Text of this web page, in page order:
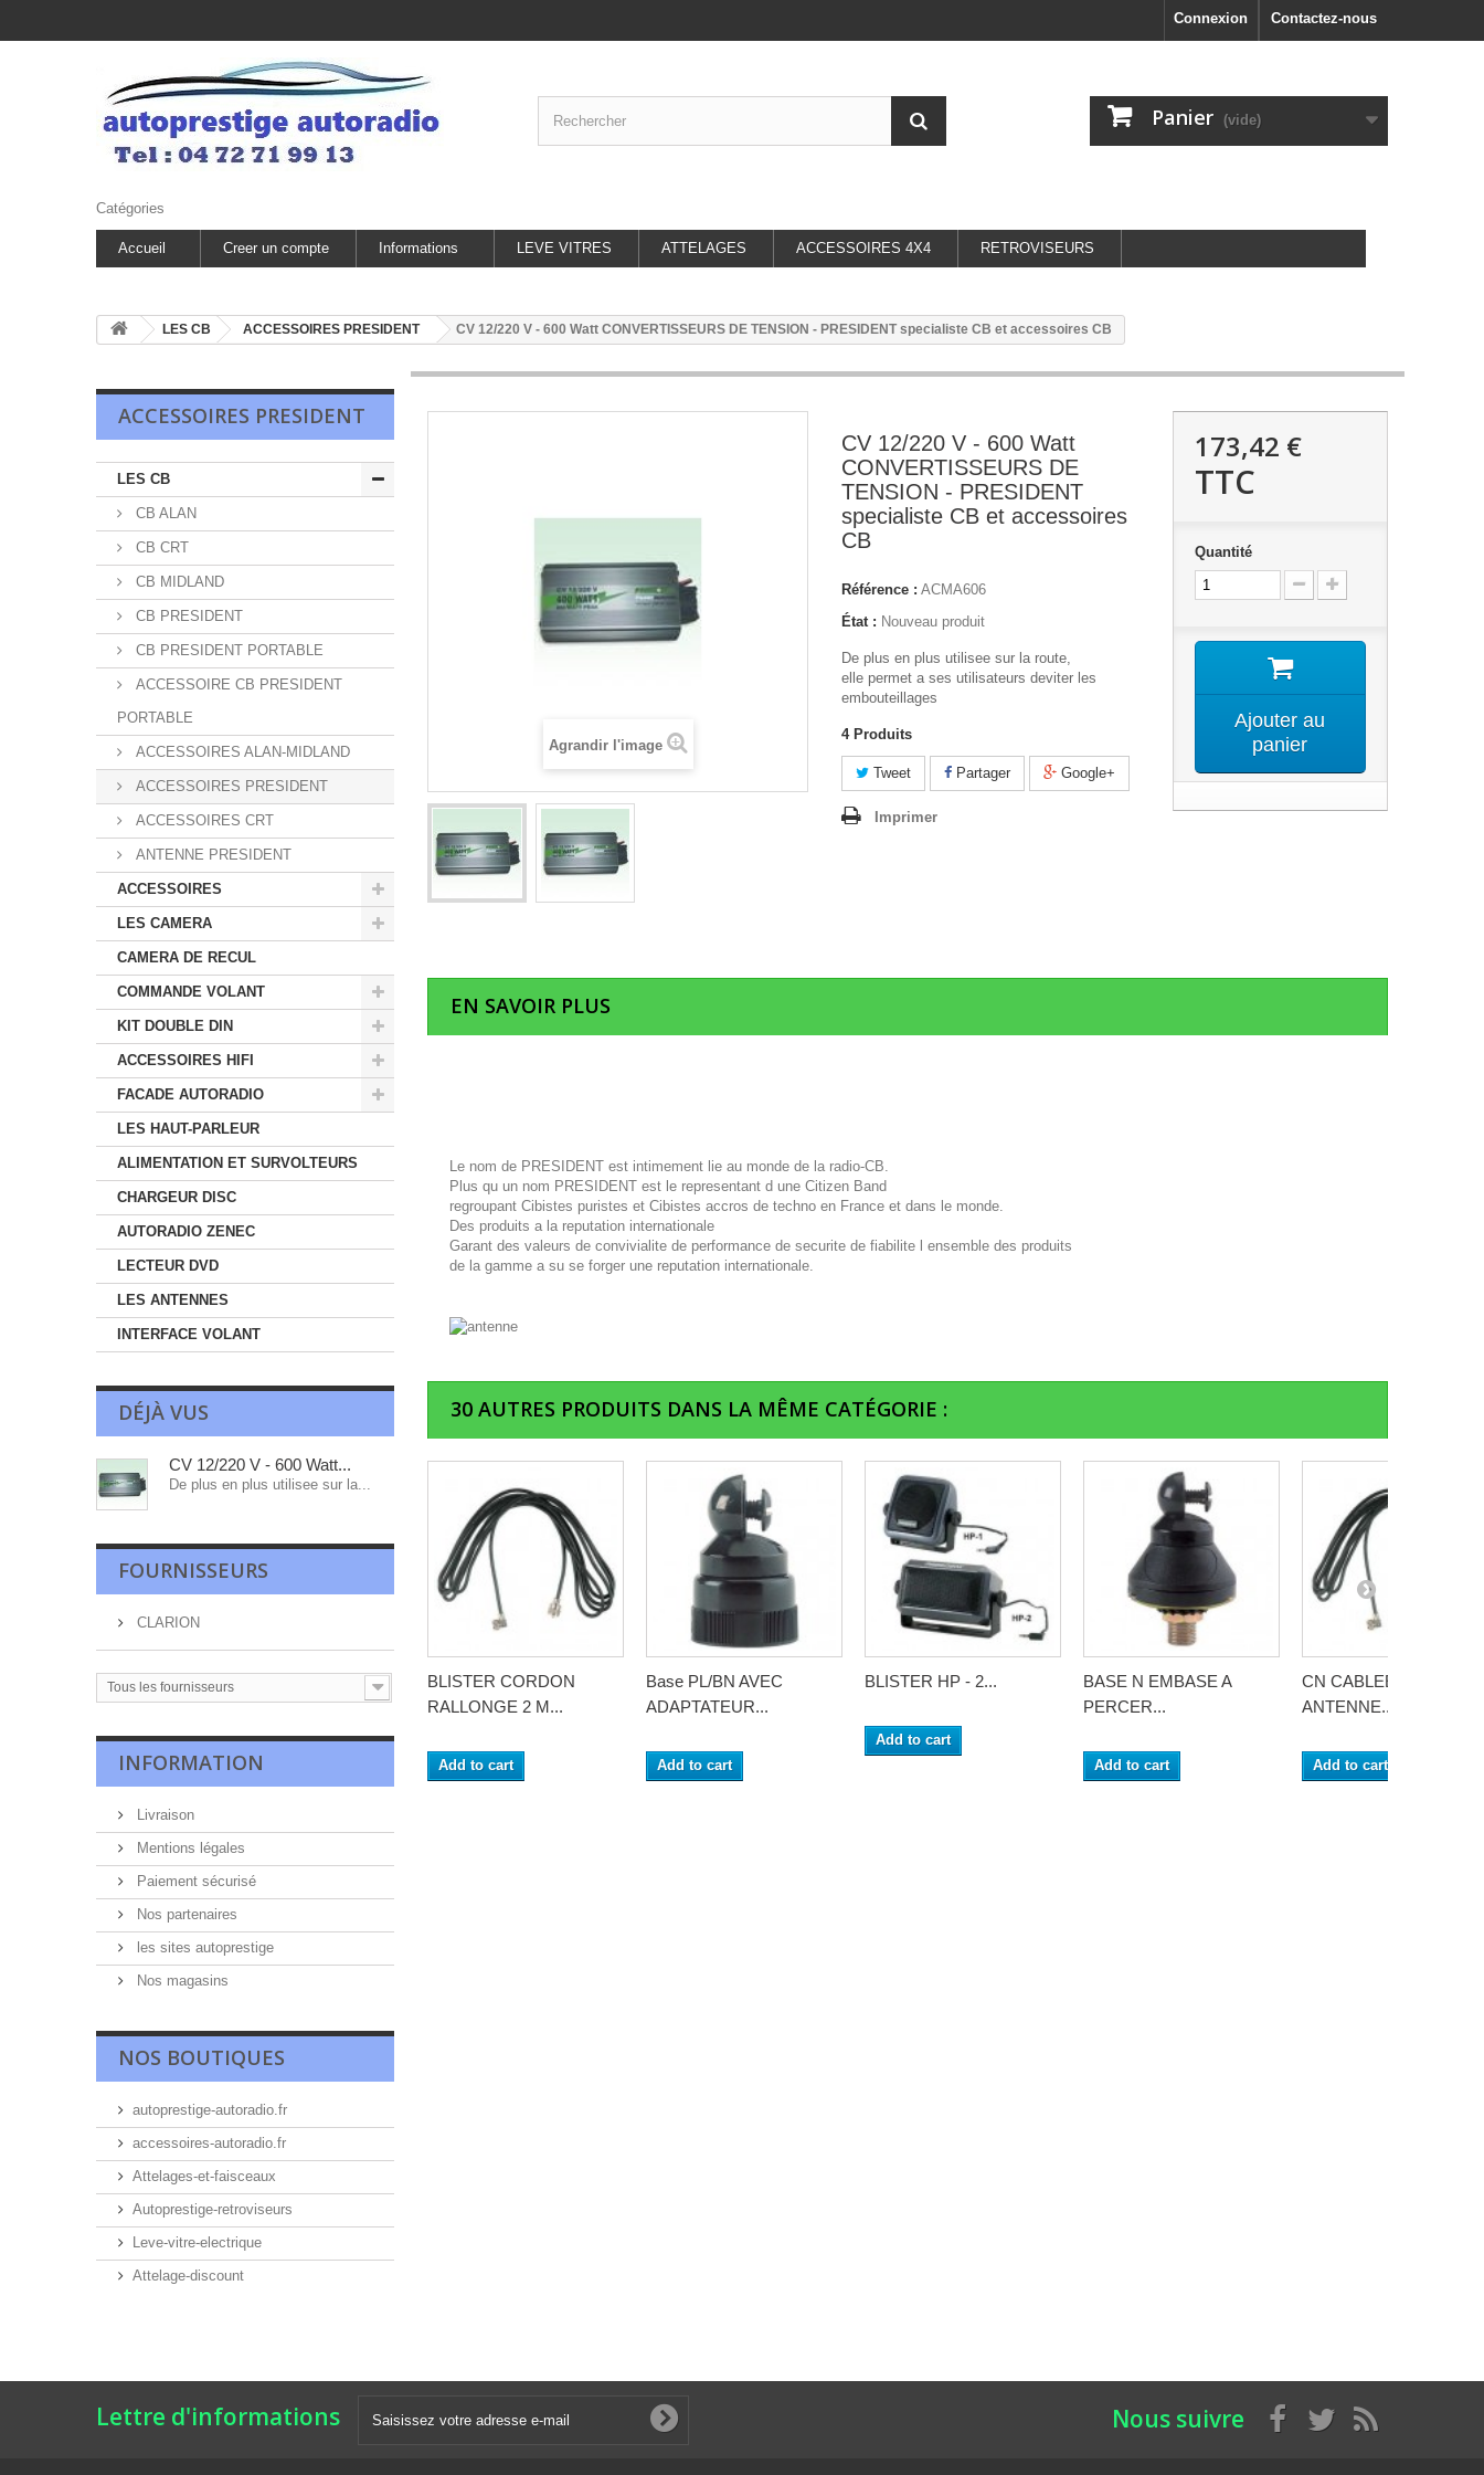
Contactez-nous
Connexion
Panier (vide)
Catégories
Accueil Creer un compte Informations LEVE VITRES ATTELAGES ACCESSOIRES 4X4 RETROVISEURS
LES CB ACCESSOIRES PRESIDENT CV 12/220 V - 600 Watt CONVERTISSEURS DE TENSION - PRESIDENT specialiste CB et accessoires CB
ACCESSOIRES PRESIDENT
LES CB
CB ALAN
CB CRT
CB MIDLAND
CB PRESIDENT
CB PRESIDENT PORTABLE
ACCESSOIRE CB PRESIDENT
PORTABLE
ACCESSOIRES ALAN-MIDLAND
ACCESSOIRES PRESIDENT
ACCESSOIRES CRT
ANTENNE PRESIDENT
ACCESSOIRES
LES CAMERA
CAMERA DE RECUL
COMMANDE VOLANT
KIT DOUBLE DIN
ACCESSOIRES HIFI
FACADE AUTORADIO
LES HAUT-PARLEUR
ALIMENTATION ET SURVOLTEURS
CHARGEUR DISC
AUTORADIO ZENEC
LECTEUR DVD
LES ANTENNES
INTERFACE VOLANT
DÉJÀ VUS
CV 12/220 V - 600 Watt...
De plus en plus utilisee sur la...
FOURNISSEURS
CLARION
Tous les fournisseurs
INFORMATION
Livraison
Mentions légales
Paiement sécurisé
Nos partenaires
les sites autoprestige
Nos magasins
NOS BOUTIQUES
autoprestige-autoradio.fr
accessoires-autoradio.fr
Attelages-et-faisceaux
Autoprestige-retroviseurs
Leve-vitre-electrique
Attelage-discount
Agrandir l'image
CV 12/220 V - 600 Watt
CONVERTISSEURS DE
TENSION - PRESIDENT
specialiste CB et accessoires
CB
Référence : ACMA606
État : Nouveau produit
De plus en plus utilisee sur la route,
elle permet a ses utilisateurs deviter les
embouteillages
4 Produits
Tweet Partager Google+
Imprimer
173,42 €
TTC
Quantité
Ajouter au
panier
EN SAVOIR PLUS
Le nom de PRESIDENT est intimement lie au monde de la radio-CB.
Plus qu un nom PRESIDENT est le representant d une Citizen Band
regroupant Cibistes puristes et Cibistes accros de techno en France et dans le monde.
Des produits a la reputation internationale
Garant des valeurs de convivialite de performance de securite de fiabilite l ensemble des produits
de la gamme a su se forger une reputation internationale.
30 AUTRES PRODUITS DANS LA MÊME CATÉGORIE :
BLISTER CORDON
RALLONGE 2 M...
Add to cart
Base PL/BN AVEC
ADAPTATEUR...
Add to cart
BLISTER HP - 2...
Add to cart
BASE N EMBASE A
PERCER...
Add to cart
CN CABLEE CABLE D
ANTENNE...
Add to cart
Lettre d'informations Nous suivre